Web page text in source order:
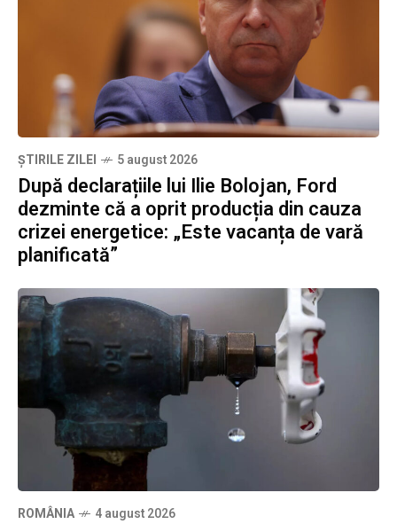
ȘTIRILE ZILEI 5 august 2026
După declarațiile lui Ilie Bolojan, Ford
dezminte că a oprit producția din cauza
crizei energetice: „Este vacanța de vară
planificată”
ROMÂNIA 4 august 2026